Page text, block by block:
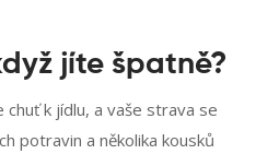
jíte špatně?
k jídlu, a vaše strava se
potravin a několika kousků